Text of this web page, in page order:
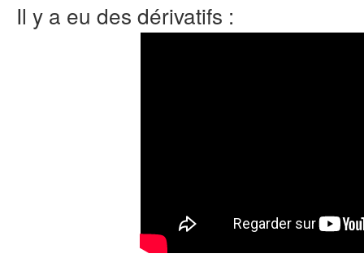
Il y a eu des dérivatifs :